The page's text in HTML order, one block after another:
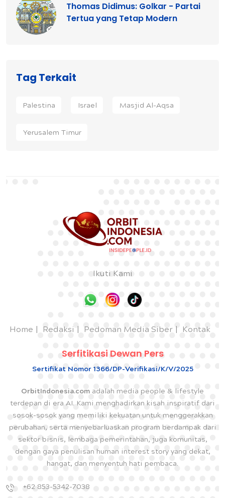
Thomas Didimus: Golkar - Partai
Tertua yang Tetap Modern
Tag Terkait
Palestina Israel Masjid Al-Aqsa
Yerusalem Timur
Ikuti Kami
Home Redaksi Pedoman Media Siber Kontak
Serfitikasi Dewan Pers
Sertifikat Nomor 1366/DP-Verifikasi/K/V/2025
OrbitIndonesia.com adalah media people & lifestyle
terdepan di era AI. Kami menghadirkan kisah inspiratif dari
sosok-sosok yang memiliki kekuatan untuk menggerakkan
perubahan, serta menyebarluaskan program berdampak dari
sektor bisnis, lembaga pemerintahan, juga komunitas,
dengan gaya penulisan human interest story yang dekat,
hangat, dan menyentuh hati pembaca.
+62 853-5342-7038